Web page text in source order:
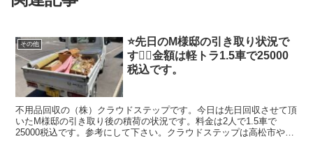
その他
⭐️先日のM様邸の引き取り状況で
す🙇‍♀️金額は軽トラ1.5車で25000
税込です。
不用品回収の（株）クラウドステップです。今日は先日回収させて頂
いたM様邸の引き取り後の積荷の状況です。料金は2人で1.5車で
25000税込です。参考にして下さい。クラウドステップは高松市や香